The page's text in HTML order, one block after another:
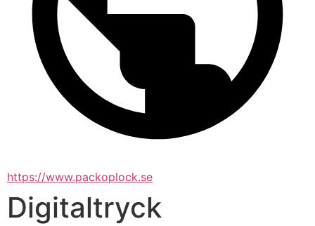
https://www.packoplock.se
Digitaltryck